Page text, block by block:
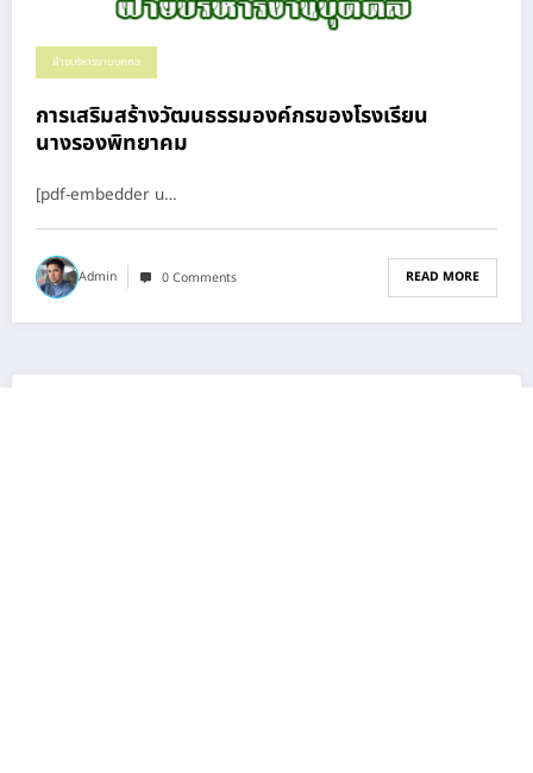
ฝ่ายบริหารงานบุคคล
การเสริมสร้างวัฒนธรรมองค์กรของโรงเรียน
นางรองพิทยาคม
[pdf-embedder u…
Admin 0 Comments READ MORE